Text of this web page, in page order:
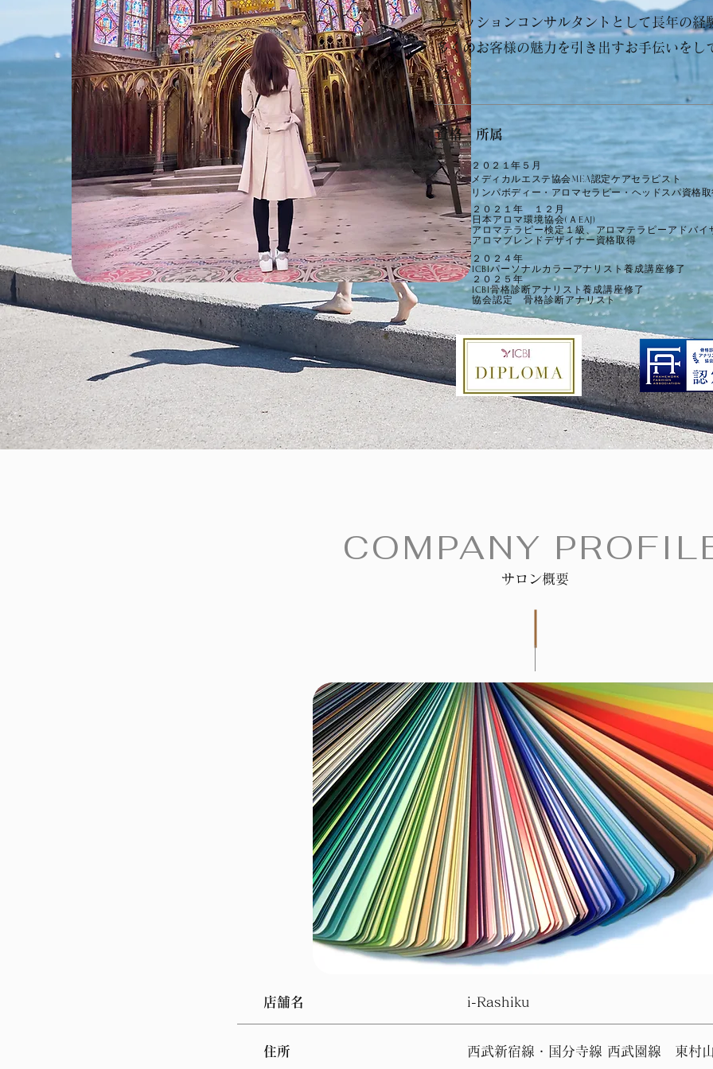
ファッションコンサルタントとして長年の経
多くのお客様の魅力を引き出すお手伝いをし
た。
資格・所属
​２０２１年５月
メディカルエステ協会MEA認定ケアセラピスト
リンパボディー・アロマセラピー・ヘッドスパ資格
２０２１年 １２月
日本アロマ環境協会(ＡEAJ)
アロマテラピー検定１級、アロマテラピーアドバイ
アロマブレンドデザイナー資格取得
２０２４年
ICBIパーソナルカラーアナリスト養成講座修了
２０２５年
ICBI骨格診断アナリスト養成講座修了​
協会認定 骨格診断アナリスト
COMPANY
サロン概要
店舗名 i-Rashiku
​住所 西武新宿線・国分寺線 西武園線 東村